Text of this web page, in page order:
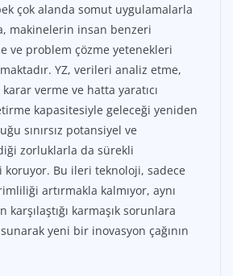
çok alanda somut uygulamalarla
makinelerin insan benzeri
ve problem çözme yetenekleri
YZ, verileri analiz etme,
verme ve hatta yaratıcı
kapasitesiyle geleceği yeniden
sınırsız potansiyel ve
zorluklarla da sürekli
Bu ileri teknoloji, sadece
artırmakla kalmıyor, aynı
karşılaştığı karmaşık sorunlara
yeni bir inovasyon çağının